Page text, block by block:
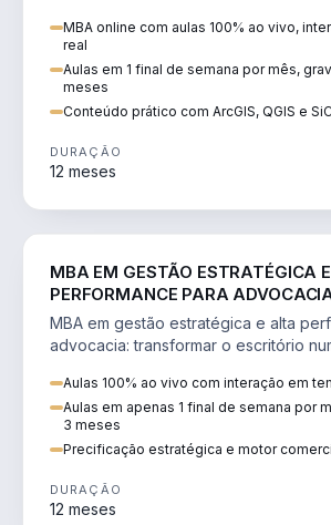
MBA online com aulas 100% ao vivo,
real
Aulas em 1 final de semana por mês,
meses
Conteúdo prático com ArcGIS, QGIS e
DURAÇÃO
12 meses
MBA EM GESTÃO ESTRATÉGICA
PERFORMANCE PARA
MBA em gestão estratégica e alta
advocacia: transformar o escritório
Aulas 100% ao vivo com interação em
Aulas em apenas 1 final de semana por
3 meses
Precificação estratégica e motor
DURAÇÃO
12 meses